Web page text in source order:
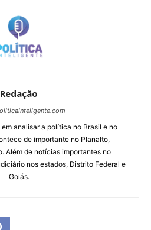
Redação
analisar a política no Brasil e no
de importante no Planalto,
Além de notícias importantes no
nos estados, Distrito Federal e
Goiás.